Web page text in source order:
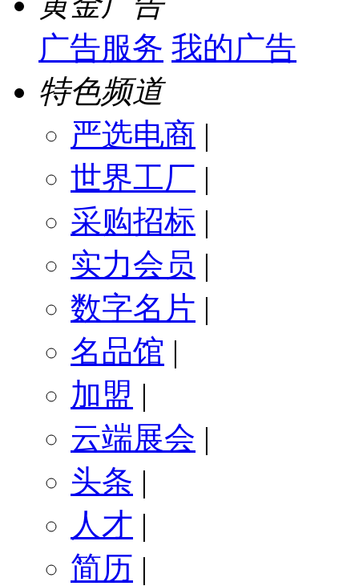
广告服务 我的广告
特色频道
严选电商 |
世界工厂 |
采购招标 |
实力会员 |
数字名片 |
名品馆 |
加盟 |
云端展会 |
头条 |
人才 |
简历 |